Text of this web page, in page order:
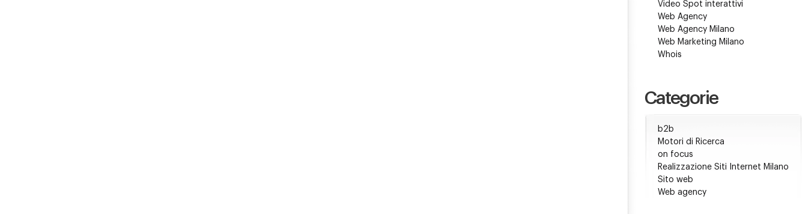
Video Spot interattivi
Web Agency
Web Agency Milano
Web Marketing Milano
Whois
Categorie
b2b
Motori di Ricerca
on focus
Realizzazione Siti Internet Milano
Sito web
Web agency